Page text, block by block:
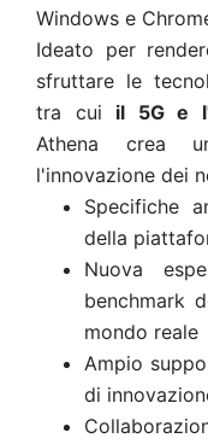
Windows e
Ideato per
sfruttare le
tra cui il 5G e
Athena crea
l'innovazione dei
Specifiche
della
Nuova
benchmark
mondo reale
Ampio
di